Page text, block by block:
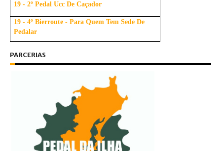
19 - 2º Pedal Ucc De Caçador
19 - 4º Bierroute - Para Quem Tem Sede De
Pedalar
PARCERIAS